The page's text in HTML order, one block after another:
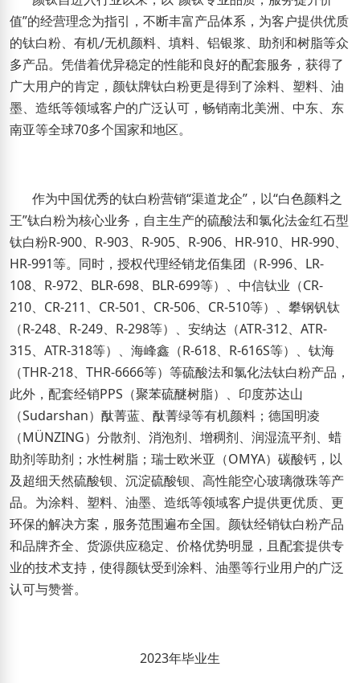
值”的经营理念为指引，不断丰富产品体系，为客户提供优质
的钛白粉、 有机/无机颜料、填料、铝银浆、助剂和树脂等众
多产品。 凭借着优异稳定的性能和良好的配套服务，获得了
广大用户的肯定，颜钛牌钛白粉更是得到了涂料、 塑料、油
墨、造纸等领域客户的广泛认可，畅销南北美洲、中东、东
南亚等全球70多个国家和地区。
作为中国优秀的钛白粉营销“渠道龙企” ，以“白色颜料之
王”钛白粉为核心业务，自主生产的硫酸法和氯化法金红石型
钛白粉R-900、 R-903、 R-905、 R-906、 HR-910、 HR-990、
HR-991等。同时， 授权代理经销龙佰集团（R-996、 LR-
108、 R-972、 BLR-698、 BLR-699等）、中信钛业（CR-
210、 CR-211 、 CR-501 、 CR-506、 CR-510等）、攀钢钒钛
（R-248、 R-249、 R-298等）、安纳达（ATR-312、 ATR-
315、 ATR-318等）、海峰鑫（R-618、 R-616S等）、钛海
（THR-218、 THR-6666等）等硫酸法和氯化法钛白粉产品，
此外，配套经销PPS （聚苯硫醚树脂）、印度苏达山
（Sudarshan）酞菁蓝、酞菁绿等有机颜料；德国明凌
（MÜNZING）分散剂、消泡剂、增稠剂、润湿流平剂、蜡
助剂等助剂；水性树脂；瑞士欧米亚（OMYA）碳酸钙，以
及超细天然硫酸钡、沉淀硫酸钡、高性能空心玻璃微珠等产
品。为涂料、塑料、油墨、造纸等领域客户提供更优质、更
环保的解决方案 ， 服务范围遍布全国。 颜钛经销钛白粉产品
和品牌齐全、货源供应稳定、价格优势明显，且配套提供专
业的技术支持，使得颜钛受到涂料、油墨等行业用户的广泛
认可与赞誉。
2023年毕业生